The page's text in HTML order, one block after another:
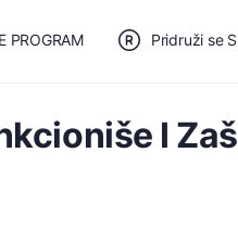
PROGRAM Pridruži se
🎯 BESPLATAN PLAN
I